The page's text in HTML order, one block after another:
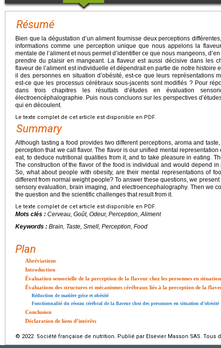
Résumé
Bien que la dégustation d’un aliment fournisse deux perceptions
informations comme une perception unique que nous appelons la
mentale de l’aliment et nous permet d’identifier ce que nous mangeons,
prendre du plaisir en mangeant. La flaveur est aussi décisive dans les
flaveur de l’aliment est individuelle et dépendrait en partie de notre histoire
il des personnes en situation d’obésité, est-ce que leurs représentations
est-ce que les processus cérébraux sous-jacents sont modifiés ? Pour
dans trois chapitres les résultats d’études en évaluation
électroencéphalographie. Puis nous concluons sur les perspectives
qui en découlent.
Le texte complet de cet article est disponible en PDF.
Summary
Although tasting a food provides two different perceptions, aroma and
perception that we call flavor. The flavor is our unified mental
eat, to deduce nutritional qualities from it, and to take pleasure in eating.
The construction of the flavor of the food is individual and would depend
So, what about people with obesity, are their mental representations of
different from normal weight people? To answer these questions, we
sensory evaluation, brain imaging, and electroencephalography. Then we
the question and the scientific challenges that result from it.
Le texte complet de cet article est disponible en PDF.
Mots clés : Cerveau, Goût, Odeur, Perception, Aliment
Keywords : Brain, Taste, Smell, Perception, Food
Plan
Abréviations
Introduction
Évaluation sensorielle de la perception de la flaveur chez les personnes en situation
Évaluations des structures et mécanismes cérébraux liés à la perception de la
Réduction de matière grise et obésité
Fonctionnalité du réseau cérébral de la flaveur chez des personnes en situation d’obésité
Conclusion
Déclaration de liens d’intérêts
© 2022 Société française de nutrition. Publié par Elsevier Masson SAS. Tous